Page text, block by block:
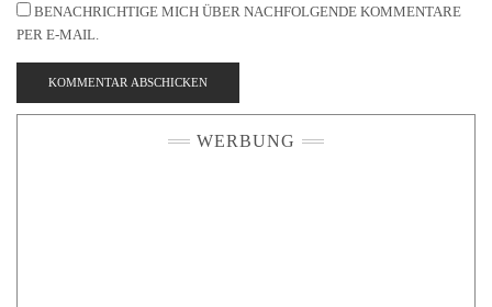
BENACHRICHTIGE MICH ÜBER NACHFOLGENDE KOMMENTARE
PER E-MAIL.
WERBUNG